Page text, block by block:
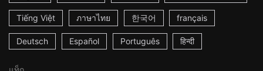
Tiếng Việt ภาษาไทย 한국어 français
Deutsch Español Português हिन्दी